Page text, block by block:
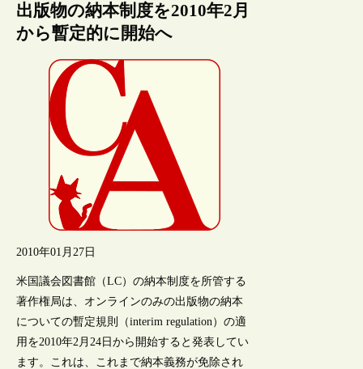
出版物の納本制度を2010年2月
から暫定的に開始へ
2010年01月27日
米国議会図書館（LC）の納本制度を所管する
著作権局は、オンラインのみの出版物の納本
についての暫定規則（interim regulation）の適
用を2010年2月24日から開始すると発表してい
ます。これは、これまで納本義務が免除され